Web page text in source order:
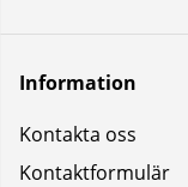
Information
Kontakta oss
Kontaktformulär